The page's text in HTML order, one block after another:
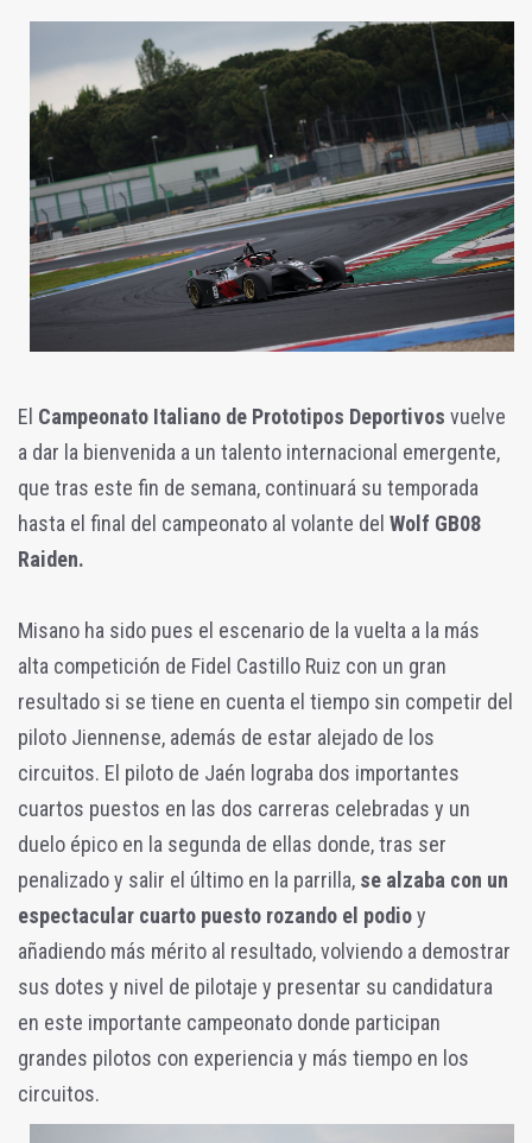
El Campeonato Italiano de Prototipos Deportivos vuelve
a dar la bienvenida a un talento internacional emergente,
que tras este fin de semana, continuará su temporada
hasta el final del campeonato al volante del Wolf GB08
Raiden.
Misano ha sido pues el escenario de la vuelta a la más
alta competición de Fidel Castillo Ruiz con un gran
resultado si se tiene en cuenta el tiempo sin competir del
piloto Jiennense, además de estar alejado de los
circuitos. El piloto de Jaén lograba dos importantes
cuartos puestos en las dos carreras celebradas y un
duelo épico en la segunda de ellas donde, tras ser
penalizado y salir el último en la parrilla, se alzaba con un
espectacular cuarto puesto rozando el podioy
añadiendo más mérito al resultado, volviendo a demostrar
sus dotes y nivel de pilotaje y presentar su candidatura
en este importante campeonato donde participan
grandes pilotos con experiencia y más tiempo en los
circuitos.